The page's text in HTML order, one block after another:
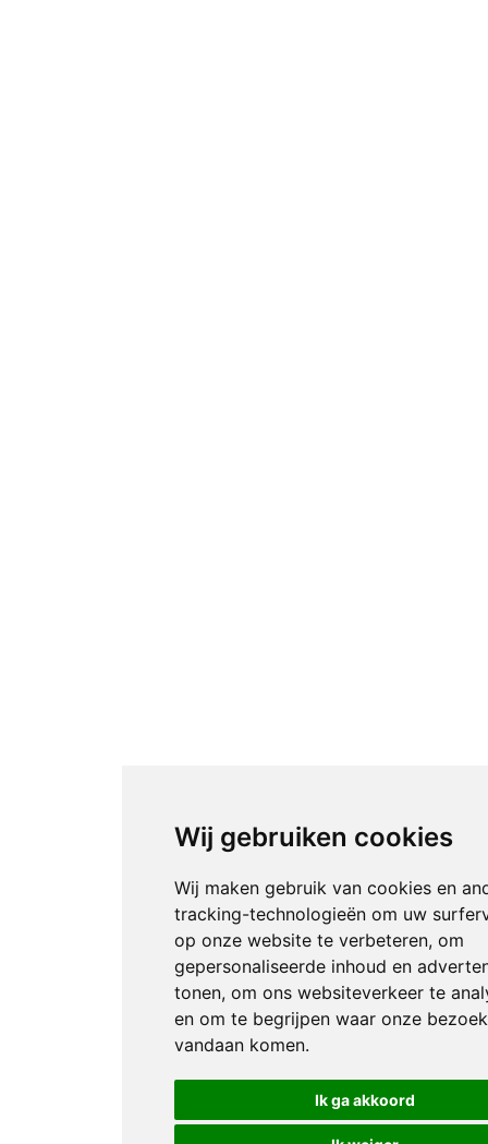
Wij gebruiken cookies
Wij maken gebruik van cookies en
tracking-technologieën om uw
op onze website te verbeteren, om
gepersonaliseerde inhoud en
tonen, om ons websiteverkeer te
en om te begrijpen waar onze
vandaan komen.
Ik ga akkoord